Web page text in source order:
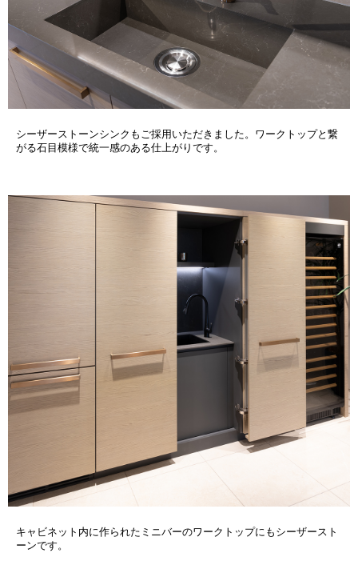
シーザーストーンシンクもご採用いただきました。ワークトップと繋
がる石目模様で統一感のある仕上がりです。
キャビネット内に作られたミニバーのワークトップにもシーザースト
ーンです。